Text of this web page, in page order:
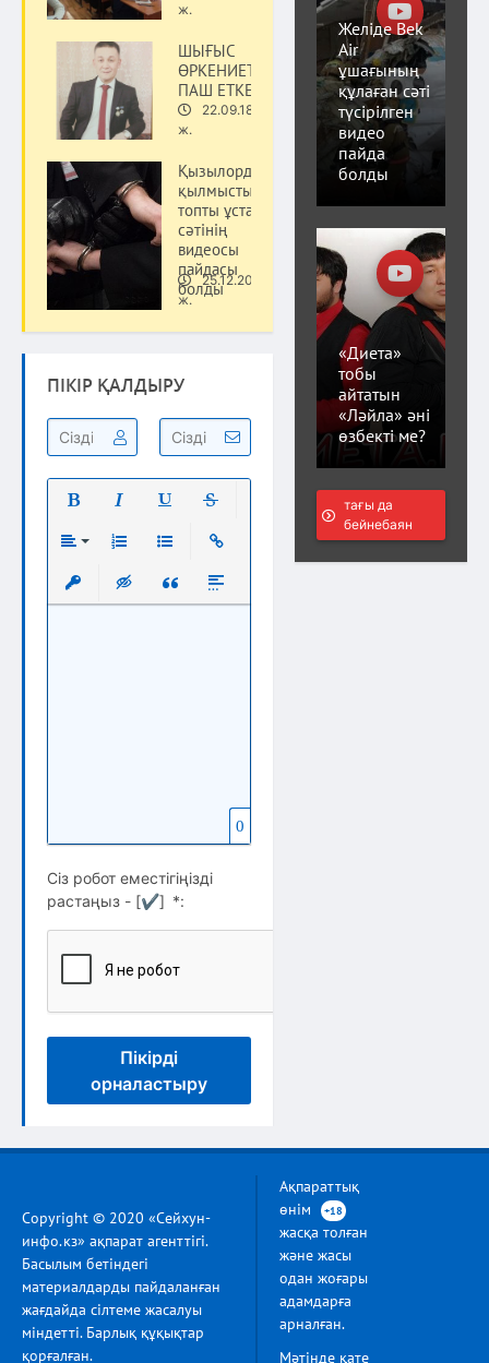
ж.
ШЫҒЫС
ӨРКЕНИЕТІН
ПАШ ЕТКЕН
22.09.18
ж.
Қызылордада
қылмыстық
топты ұстау
сәтінің
видеосы
пайдасы
болды25.12.20
ж.
ПІКІР ҚАЛДЫРУ
Вставить защищенную ссылку
Вставка скрытого текста
Вставка цитаты
Вставка спойлера
0
Сіз робот еместігіңізді
растаңыз - [✔] *:
Пікірді
орналастыру
Желіде Bek
Air
ұшағының
құлаған сәті
түсірілген
видео
пайда
болды
«Диета»
тобы
айтатын
«Ләйла» әні
өзбекті ме?
тағы да
бейнебаян
Copyright © 2020 «Сейхун-
инфо.кз» ақпарат агенттігі.
Басылым бетіндегі
материалдарды пайдаланған
жағдайда сілтеме жасалуы
міндетті. Барлық құқықтар
қорғалған.
Ақпараттық
өнім
+18
жасқа толған
және жасы
одан жоғары
адамдарға
арналған.
Мәтінде қате